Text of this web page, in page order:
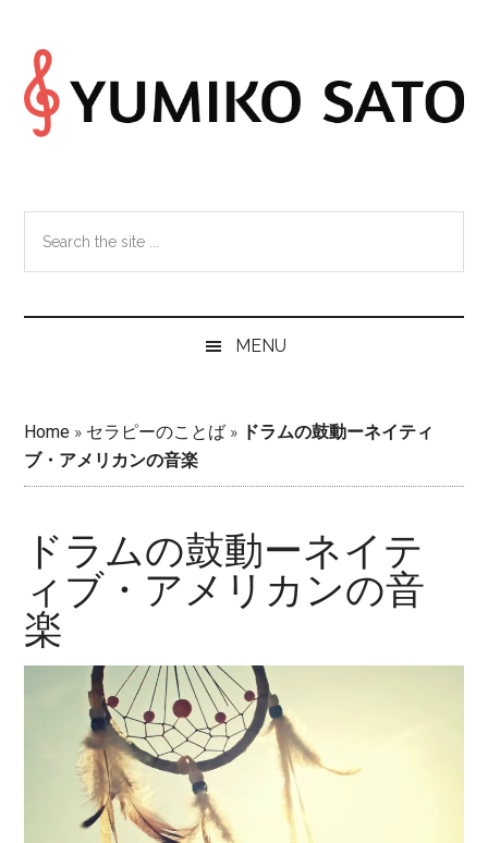
main
content
secondary
menu
primary
sidebar
footer
the
MENU
Home » セラピーのことば » ドラムの鼓動ーネイティ
ブ・アメリカンの音楽
ドラムの鼓動ーネイテ
ィブ・アメリカンの音
楽